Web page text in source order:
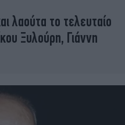
THE OCEAN
ELAMEFORA
λαούτα το τελευταίο
Ξυλούρη, Γιάννη